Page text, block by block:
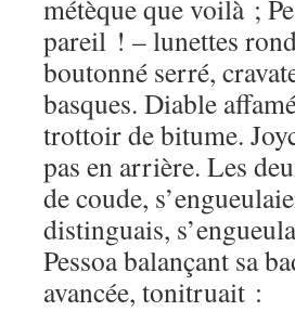
métèque que voilà ;
pareil ! – lunettes
boutonné serré,
basques. Diable
trottoir de bitume.
pas en arrière. Les
de coude,
distinguais,
Pessoa balançant sa
avancée, tonitruait :